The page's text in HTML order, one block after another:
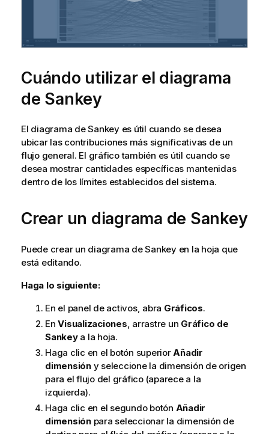
Cuándo utilizar el diagrama
de Sankey
El diagrama de Sankey es útil cuando se desea
ubicar las contribuciones más significativas de un
flujo general. El gráfico también es útil cuando se
desea mostrar cantidades específicas mantenidas
dentro de los límites establecidos del sistema.
Crear un diagrama de Sankey
Puede crear un diagrama de Sankey en la hoja que
está editando.
Haga lo siguiente:
En el panel de activos, abra Gráficos.
EnVisualizaciones , arrastre un Gráfico de
Sankeya la hoja.
Haga clic en el botón superior Añadir
dimensióny seleccione la dimensión de origen
para el flujo del gráfico (aparece a la
izquierda).
Haga clic en el segundo botón Añadir
dimensiónpara seleccionar la dimensión de